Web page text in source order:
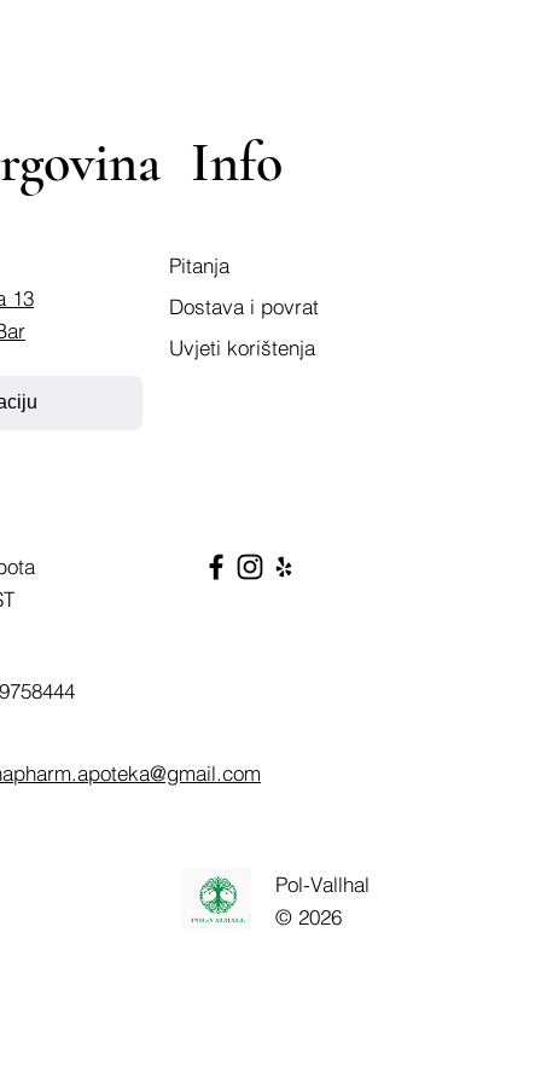
13
Info
Pitanja
Dostava i povrat
Uvjeti korištenja
Pol-Vallhal
© 2026